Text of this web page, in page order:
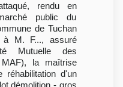
rendu en
public du
de Tuchan
à M. F..., assuré
Mutuelle des
la maîtrise
réhabilitation d'un